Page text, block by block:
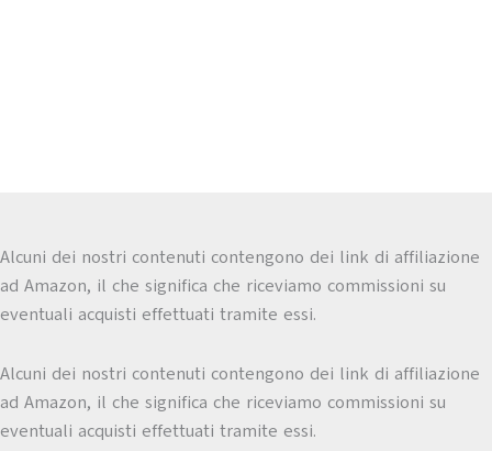
Alcuni dei nostri contenuti contengono dei link di affiliazione
ad Amazon, il che significa che riceviamo commissioni su
eventuali acquisti effettuati tramite essi.
Alcuni dei nostri contenuti contengono dei link di affiliazione
ad Amazon, il che significa che riceviamo commissioni su
eventuali acquisti effettuati tramite essi.